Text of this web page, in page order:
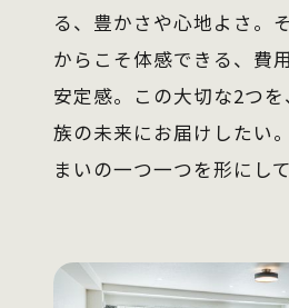
る、豊かさや心地よさ。
からこそ体感できる、費
安定感。この大切な2つ
族の未来にお届けしたい
まいの一つ一つを形にして